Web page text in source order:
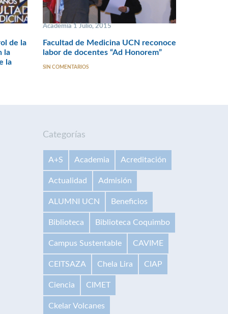
de la
la
la
Academia 1 Julio, 2015
Facultad de Medicina UCN reconoce
labor de docentes “Ad Honorem”
SIN COMENTARIOS
Categorías
A+S Academia Acreditación
Actualidad Admisión
ALUMNI UCN Beneficios
Biblioteca Biblioteca Coquimbo
Campus Sustentable CAVIME
CEITSAZA Chela Lira CIAP
Ciencia CIMET
Ckelar Volcanes